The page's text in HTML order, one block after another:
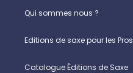
Qui sommes nous ?
Editions de saxe pour les Pros
Catalogue Éditions de Saxe